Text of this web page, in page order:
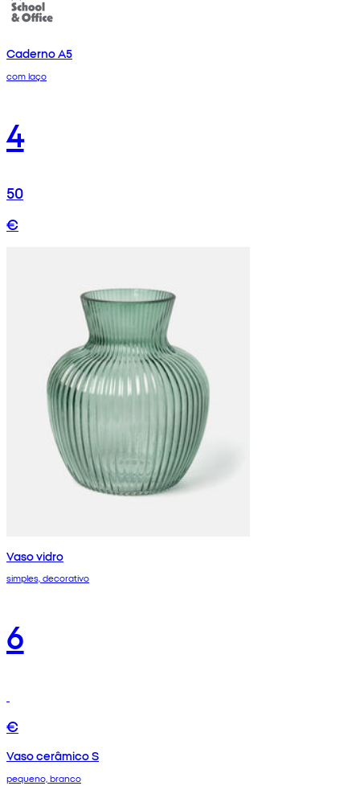
Caderno A5
com laço
4
50
€
Vaso vidro
simples, decorativo
6
€
Vaso cerâmico S
pequeno, branco